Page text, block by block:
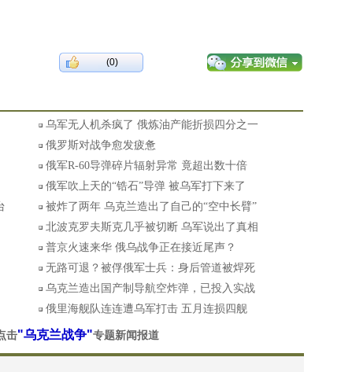
(0)
乌军无人机杀疯了 俄炼油产能折损四分之一
俄罗斯对战争愈发疲惫
俄军R-60导弹碎片辐射异常 竟超出数十倍
俄军吹上天的“锆石”导弹 被乌军打下来了
被炸了两年 乌克兰造出了自己的“空中长臂”
北波克罗夫斯克几乎被切断 乌军说出了真相
普京火速来华 俄乌战争正在接近尾声？
无路可退？被俘俄军士兵：身后管道被焊死
乌克兰造出国产制导航空炸弹，已投入实战
俄里海舰队连连遭乌军打击 五月连损四舰
击"乌克兰战争"专题新闻报道